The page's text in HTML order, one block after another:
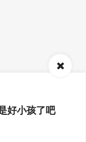
好小孩了吧